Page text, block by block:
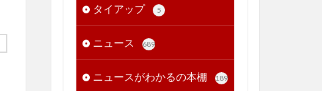
タイアップ 5
ニュース 689
ニュースがわかるの本棚 189